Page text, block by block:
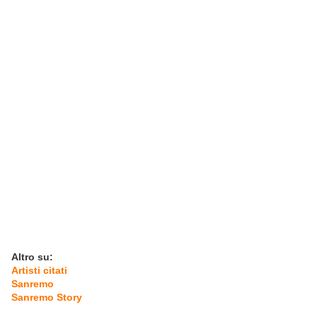
Altro su:
Artisti citati
Sanremo
Sanremo Story